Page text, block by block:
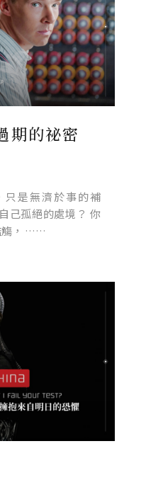
期的祕密
只是無濟於事的補
己孤絕的處境？ 你
觴， ……